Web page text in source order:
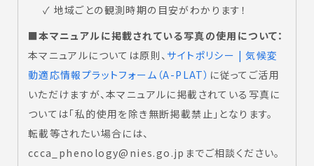
✓ 地域ごとの観測時期の目安がわかります！
■本マニュアルに掲載されている写真の使用について：
本マニュアルについては原則、 サイトポリシー | 気候変
動適応情報プラットフォーム（A-PLAT） に従ってご活用
いただけますが、本マニュアルに掲載されている写真に
ついては「私的使用を除き無断掲載禁止」となります。
転載等されたい場合には、
ccca_phenology@nies.go.jpまでご相談ください。